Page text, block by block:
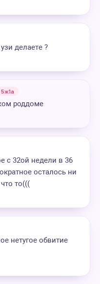
делаете ?
5ж1а
роддоме
с 32ой недели в 36
осталось ни
то(((
нетугое обвитие